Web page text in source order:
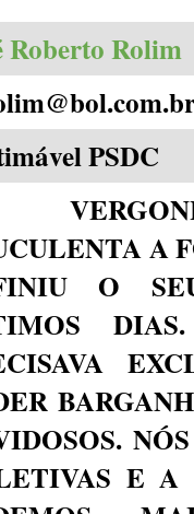
Roberto Rolim
PSDC
A
O
E A